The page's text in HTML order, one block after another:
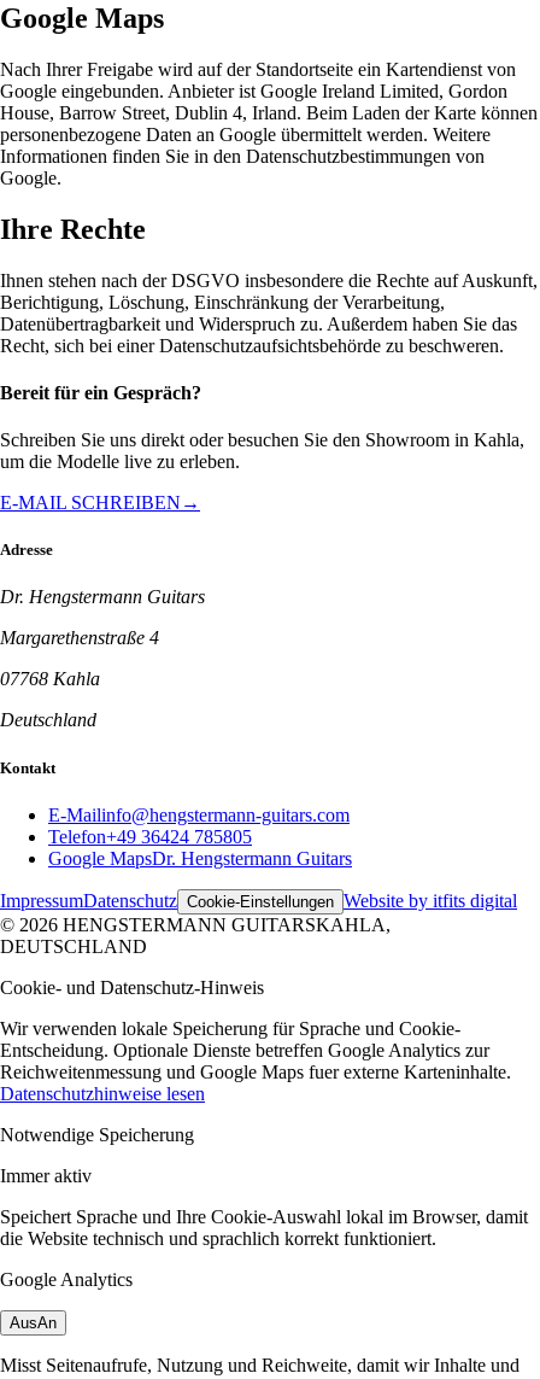
Google Maps
Nach Ihrer Freigabe wird auf der Standortseite ein Kartendienst von
Google eingebunden. Anbieter ist Google Ireland Limited, Gordon
House, Barrow Street, Dublin 4, Irland. Beim Laden der Karte können
personenbezogene Daten an Google übermittelt werden. Weitere
Informationen finden Sie in den Datenschutzbestimmungen von
Google.
Ihre Rechte
Ihnen stehen nach der DSGVO insbesondere die Rechte auf Auskunft,
Berichtigung, Löschung, Einschränkung der Verarbeitung,
Datenübertragbarkeit und Widerspruch zu. Außerdem haben Sie das
Recht, sich bei einer Datenschutzaufsichtsbehörde zu beschweren.
Bereit für ein Gespräch?
Schreiben Sie uns direkt oder besuchen Sie den Showroom in Kahla,
um die Modelle live zu erleben.
E-MAIL SCHREIBEN →
Adresse
Dr. Hengstermann Guitars
Margarethenstraße 4
07768 Kahla
Deutschland
Kontakt
E-Mailinfo@hengstermann-guitars.com
Telefon+49 36424 785805
Google MapsDr. Hengstermann Guitars
ImpressumDatenschutz Cookie-Einstellungen Website by itfits digital
© 2026 HENGSTERMANN GUITARSKAHLA,
DEUTSCHLAND
Cookie- und Datenschutz-Hinweis
Wir verwenden lokale Speicherung für Sprache und Cookie-
Entscheidung. Optionale Dienste betreffen Google Analytics zur
Reichweitenmessung und Google Maps fuer externe Karteninhalte.
Datenschutzhinweise lesen
Notwendige Speicherung
Immer aktiv
Speichert Sprache und Ihre Cookie-Auswahl lokal im Browser, damit
die Website technisch und sprachlich korrekt funktioniert.
Google Analytics
AusAn
Misst Seitenaufrufe, Nutzung und Reichweite, damit wir Inhalte und